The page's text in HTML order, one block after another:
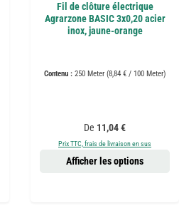
Fil de clôture électrique
Agrarzone BASIC 3x0,20 acier
inox, jaune-orange
Contenu : 250 Meter (8,84 € / 100 Meter)
Prix régulier :
De 11,04 €
Prix TTC, frais de livraison en sus
Afficher les options